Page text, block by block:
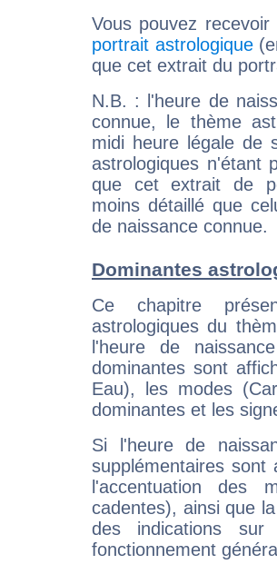
Vous pouvez
portrait astrologique
que cet extrait du
N.B. : l'heure de
connue, le thème
midi heure légale de
astrologiques n'étant
que cet extrait de
moins détaillé que
de naissance connue.
Dominantes
Ce chapitre
astrologiques du
l'heure de
dominantes sont
Eau), les modes
dominantes et les
Si l'heure de
supplémentaires sont
l'accentuation des
cadentes), ainsi que
des indications sur
fonctionnement